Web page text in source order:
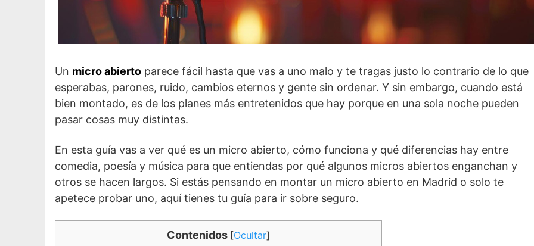
Un micro abierto parece fácil hasta que vas a uno malo y te tragas justo lo contrario de lo que
esperabas, parones, ruido, cambios eternos y gente sin ordenar. Y sin embargo, cuando está
bien montado, es de los planes más entretenidos que hay porque en una sola noche pueden
pasar cosas muy distintas.
En esta guía vas a ver qué es un micro abierto, cómo funciona y qué diferencias hay entre
comedia, poesía y música para que entiendas por qué algunos micros abiertos enganchan y
otros se hacen largos. Si estás pensando en montar un micro abierto en Madrid o solo te
apetece probar uno, aquí tienes tu guía para ir sobre seguro.
Contenidos [Ocultar]